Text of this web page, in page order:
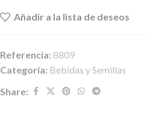
Añadir a la lista de deseos
Referencia: 8809
Categoría: Bebidas y Semillas
Share: